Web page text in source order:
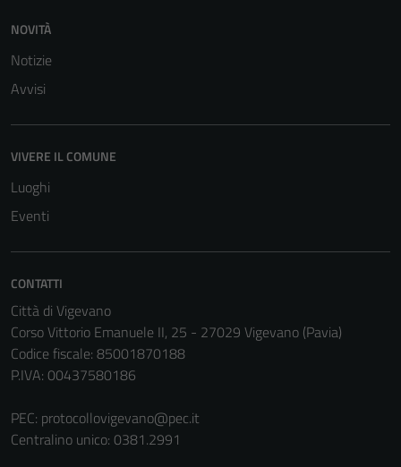
NOVITÀ
Notizie
Avvisi
VIVERE IL COMUNE
Luoghi
Eventi
CONTATTI
Città di Vigevano
Corso Vittorio Emanuele II, 25 - 27029 Vigevano (Pavia)
Codice fiscale: 85001870188
P.IVA: 00437580186
PEC: protocollovigevano@pec.it
Centralino unico: 0381.2991